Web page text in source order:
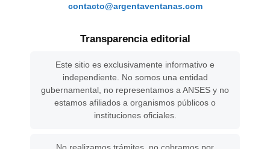
contacto@argentaventanas.com
Transparencia editorial
Este sitio es exclusivamente informativo e
independiente. No somos una entidad
gubernamental, no representamos a ANSES y no
estamos afiliados a organismos públicos o
instituciones oficiales.